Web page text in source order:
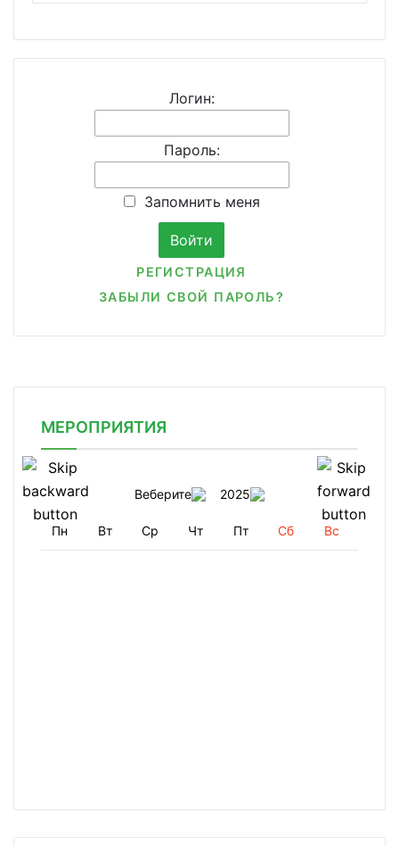
Логин:
Пароль:
Запомнить меня
РЕГИСТРАЦИЯ
ЗАБЫЛИ СВОЙ ПАРОЛЬ?
МЕРОПРИЯТИЯ
Веберите 2025
Пн Вт Ср Чт Пт Сб Вс